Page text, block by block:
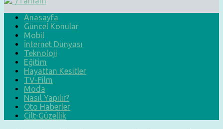
Anasayfa
Güncel Konular
Mobil
İnternet Dünyası
Teknoloji
Eğitim
Hayattan Kesitler
TV-Film
Moda
Nasıl Yapılır?
Oto Haberler
Cilt-Güzellik